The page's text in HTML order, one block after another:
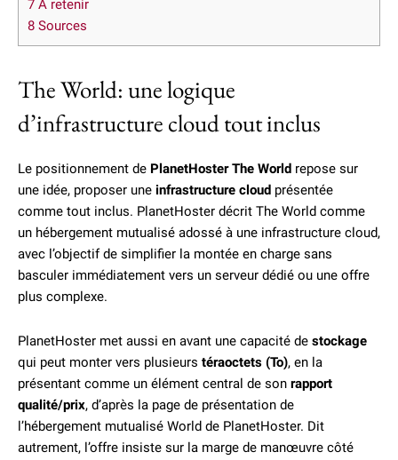
7 À retenir
8 Sources
The World: une logique
d’infrastructure cloud tout inclus
Le positionnement de PlanetHoster The World repose sur
une idée, proposer une infrastructure cloud présentée
comme tout inclus. PlanetHoster décrit The World comme
un hébergement mutualisé adossé à une infrastructure cloud,
avec l’objectif de simplifier la montée en charge sans
basculer immédiatement vers un serveur dédié ou une offre
plus complexe.
PlanetHoster met aussi en avant une capacité de stockage
qui peut monter vers plusieurs téraoctets (To), en la
présentant comme un élément central de son rapport
qualité/prix, d’après la page de présentation de
l’hébergement mutualisé World de PlanetHoster. Dit
autrement, l’offre insiste sur la marge de manœuvre côté